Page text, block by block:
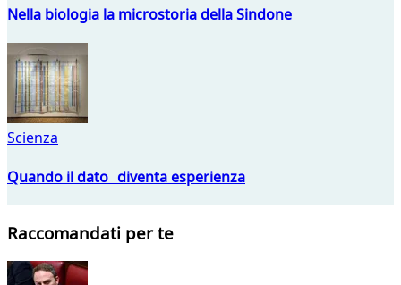
Nella biologia la microstoria della Sindone
Scienza
Quando il dato diventa esperienza
Raccomandati per te